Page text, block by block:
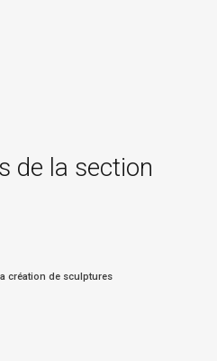
de la section
création de sculptures